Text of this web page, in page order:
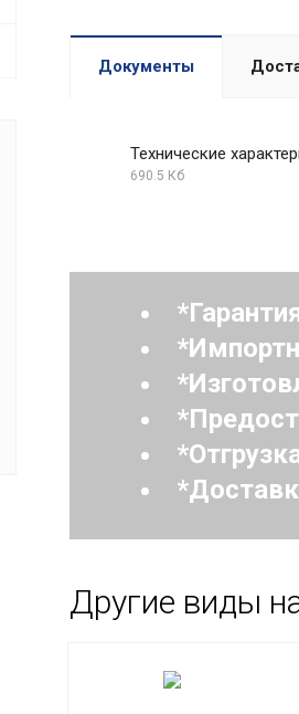
Документы
Технические
690.5 Кб
Другие виды